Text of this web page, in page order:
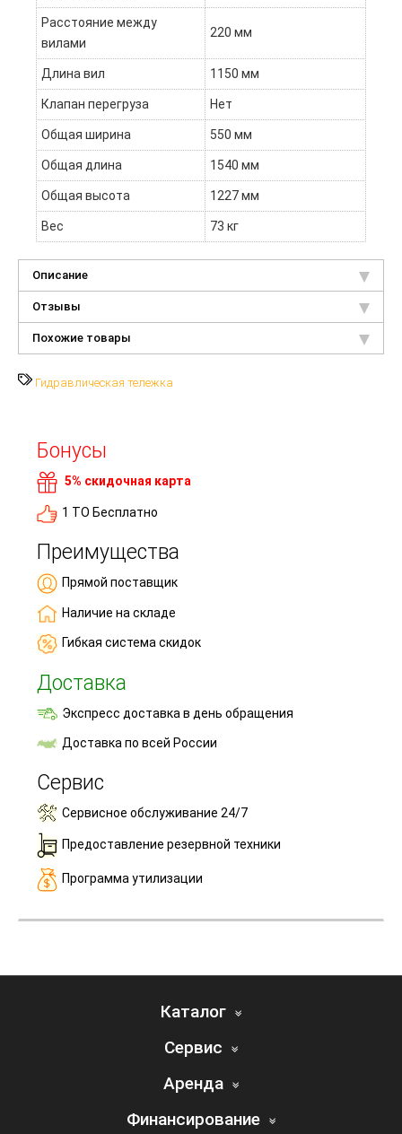
Расстояние между
вилами
220 мм
Длина вил 1150 мм
Клапан перегруза Нет
Общая ширина 550 мм
Общая длина 1540 мм
Общая высота 1227 мм
Вес 73 кг
Описание
Отзывы
Похожие товары
Гидравлическая тележка
Бонусы
5% скидочная карта
1 ТО Бесплатно
Преимущества
Прямой поставщик
Наличие на складе
Гибкая система скидок
Доставка
Экспресс доставка в день обращения
Доставка по всей России
Сервис
Сервисное обслуживание 24/7
Предоставление резервной техники
Программа утилизации
Каталог
Сервис
Аренда
Финансирование